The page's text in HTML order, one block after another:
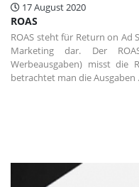
17 August 2020
ROAS
ROAS steht für Return on Ad
Marketing dar. Der
Werbeausgaben) misst die
betrachtet man die Ausgaben